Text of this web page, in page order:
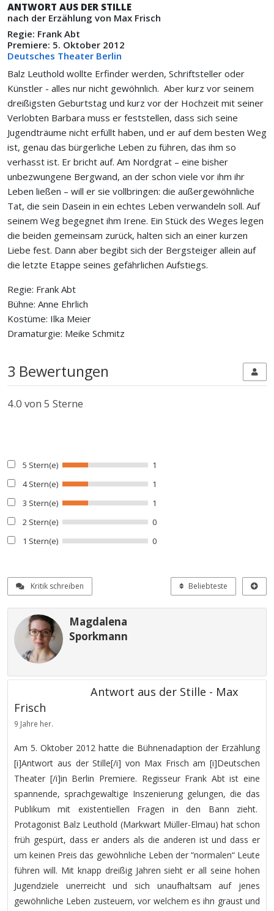
ANTWORT AUS DER STILLE
nach der Erzählung von Max Frisch
Regie: Frank Abt
Premiere: 5. Oktober 2012
Deutsches Theater Berlin
Balz Leuthold wollte Erfinder werden, Schriftsteller oder
Künstler - alles nur nicht gewöhnlich. Aber kurz vor seinem
dreißigsten Geburtstag und kurz vor der Hochzeit mit seiner
Verlobten Barbara muss er feststellen, dass sich seine
Jugendträume nicht erfüllt haben, und er auf dem besten Weg
ist, genau das bürgerliche Leben zu führen, das ihm so
verhasst ist. Er bricht auf. Am Nordgrat – eine bisher
unbezwungene Bergwand, an der schon viele vor ihm ihr
Leben ließen – will er sie vollbringen: die außergewöhnliche
Tat, die sein Dasein in ein echtes Leben verwandeln soll. Auf
seinem Weg begegnet ihm Irene. Ein Stück des Weges legen
die beiden gemeinsam zurück, halten sich an einer kurzen
Liebe fest. Dann aber begibt sich der Bergsteiger allein auf
die letzte Etappe seines gefährlichen Aufstiegs.
Regie: Frank Abt
Bühne: Anne Ehrlich
Kostüme: Ilka Meier
Dramaturgie: Meike Schmitz
3 Bewertungen
4.0 von 5 Sterne
5 Stern(e)
1
4 Stern(e)
1
3 Stern(e)
1
2 Stern(e)
0
1 Stern(e)
0
Kritik schreiben Beliebteste
Magdalena
Sporkmann
Antwort aus der Stille - Max
Frisch
9 Jahre her.
Am 5. Oktober 2012 hatte die Bühnenadaption der Erzählung
[i]Antwort aus der Stille[/i] von Max Frisch am [i]Deutschen
Theater [/i]in Berlin Premiere. Regisseur Frank Abt ist eine
spannende, sprachgewaltige Inszenierung gelungen, die das
Publikum mit existentiellen Fragen in den Bann zieht.
Protagonist Balz Leuthold (Markwart Müller-Elmau) hat schon
früh gespürt, dass er anders als die anderen ist und dass er
um keinen Preis das gewöhnliche Leben der “normalen“ Leute
führen will. Mit knapp dreißig Jahren sieht er all seine hohen
Jugendziele unerreicht und sich unaufhaltsam auf jenes
gewöhnliche Leben zusteuern, vor welchem es ihn graust und